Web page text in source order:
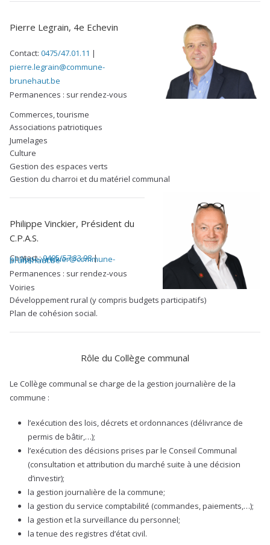
Pierre Legrain, 4e Echevin
Contact: 0475/47.01.11 |
pierre.legrain@commune-
brunehaut.be
Permanences : sur rendez-vous
Commerces, tourisme
Associations patriotiques
Jumelages
Culture
Gestion des espaces verts
Gestion du charroi et du matériel communal
Philippe Vinckier, Président du
C.P.A.S.
Contact :0495/57.33.98|
philippe.vinckier@commune-brunehaut.be
Permanences : sur rendez-vous
Voiries
Développement rural (y compris budgets participatifs)
Plan de cohésion social.
Rôle du Collège communal
Le Collège communal se charge de la gestion journalière de la
commune :
l’exécution des lois, décrets et ordonnances (délivrance de
permis de bâtir,…);
l’exécution des décisions prises par le Conseil Communal
(consultation et attribution du marché suite à une décision
d’investir);
la gestion journalière de la commune;
la gestion du service comptabilité (commandes, paiements,…);
la gestion et la surveillance du personnel;
la tenue des registres d’état civil.